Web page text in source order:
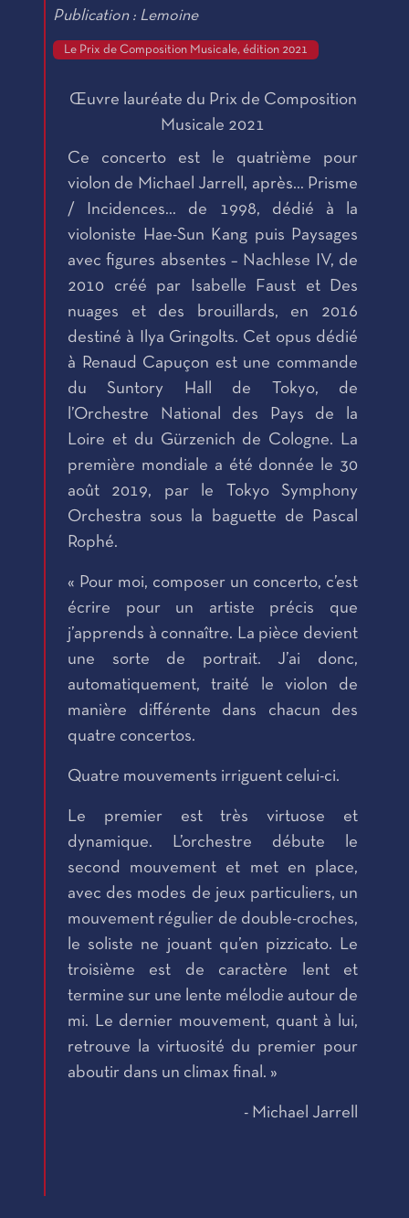
Publication : Lemoine
Le Prix de Composition Musicale, édition 2021
Œuvre lauréate du Prix de Composition
Musicale 2021
Ce concerto est le quatrième pour
violon de Michael Jarrell, après… Prisme
/ Incidences… de 1998, dédié à la
violoniste Hae-Sun Kang puis Paysages
avec figures absentes – Nachlese IV, de
2010 créé par Isabelle Faust et Des
nuages et des brouillards, en 2016
destiné à Ilya Gringolts. Cet opus dédié
à Renaud Capuçon est une commande
du Suntory Hall de Tokyo, de
l’Orchestre National des Pays de la
Loire et du Gürzenich de Cologne. La
première mondiale a été donnée le 30
août 2019, par le Tokyo Symphony
Orchestra sous la baguette de Pascal
Rophé.
« Pour moi, composer un concerto, c’est
écrire pour un artiste précis que
j’apprends à connaître. La pièce devient
une sorte de portrait. J’ai donc,
automatiquement, traité le violon de
manière différente dans chacun des
quatre concertos.
Quatre mouvements irriguent celui-ci.
Le premier est très virtuose et
dynamique. L’orchestre débute le
second mouvement et met en place,
avec des modes de jeux particuliers, un
mouvement régulier de double-croches,
le soliste ne jouant qu’en pizzicato. Le
troisième est de caractère lent et
termine sur une lente mélodie autour de
mi. Le dernier mouvement, quant à lui,
retrouve la virtuosité du premier pour
aboutir dans un climax final. »
- Michael Jarrell